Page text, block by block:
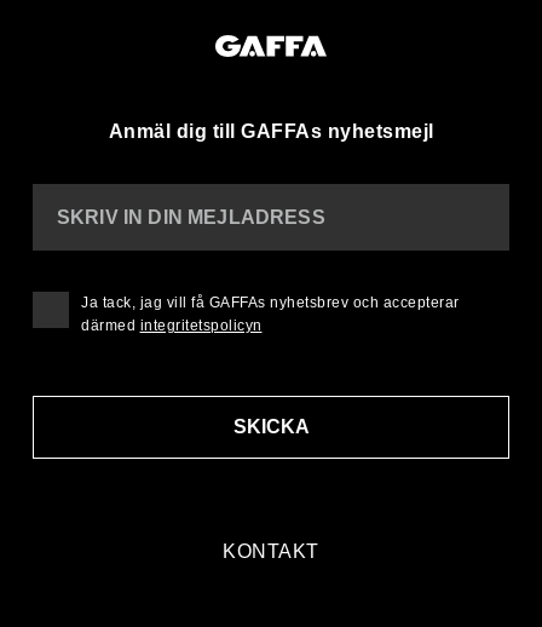
Anmäl dig till GAFFAs nyhetsmejl
KONTAKT
SKRIV IN DIN MEJLADRESS
SKICKA
Ja tack, jag vill få GAFFAs nyhetsbrev och accepterar
därmed integritetspolicyn